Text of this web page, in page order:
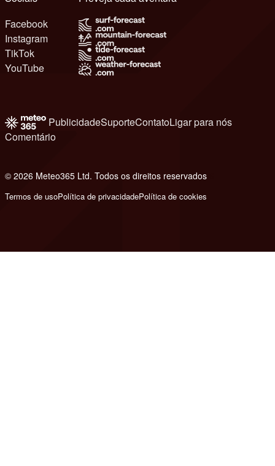
Facebook
Instagram
TikTok
YouTube
PublicidadeSuporteContatoLigar para nós
Comentário
© 2026 Meteo365 Ltd. Todos os direitos reservados
Termos de usoPolítica de privacidadePolítica de cookies